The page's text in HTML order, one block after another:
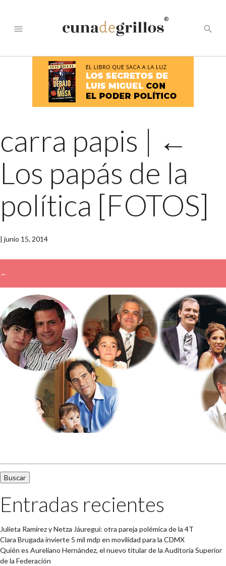
menu
®
search
carra papis | ←
Los papás de la
política [FOTOS]
| junio 15, 2014
←
Entradas recientes
Julieta Ramírez y Netza Jáuregui: otra pareja polémica de la 4T
Clara Brugada invierte 5 mil mdp en movilidad para la CDMX
Quién es Aureliano Hernández, el nuevo titular de la Auditoría Superior
de la Federación